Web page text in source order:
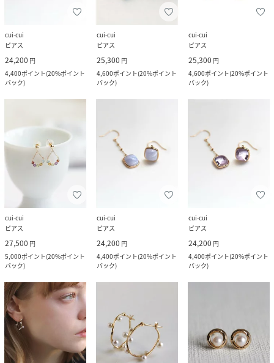
cui-cui
ピアス
24,200 円
4,400ポイント(20%ポイント
バック)
cui-cui
ピアス
25,300 円
4,600ポイント(20%ポイント
バック)
cui-cui
ピアス
25,300 円
4,600ポイント(20%ポイント
バック)
cui-cui
ピアス
27,500 円
5,000ポイント(20%ポイント
バック)
cui-cui
ピアス
24,200 円
4,400ポイント(20%ポイント
バック)
cui-cui
ピアス
24,200 円
4,400ポイント(20%ポイント
バック)